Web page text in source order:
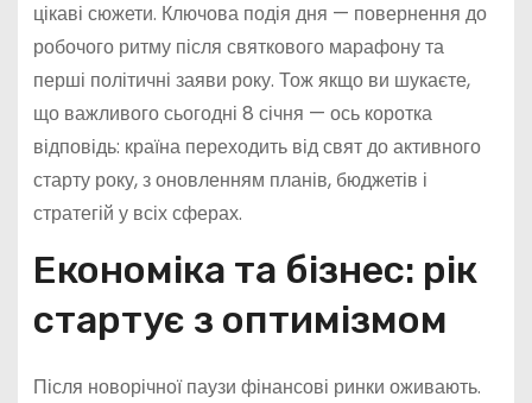
цікаві сюжети. Ключова подія дня — повернення до
робочого ритму після святкового марафону та
перші політичні заяви року. Тож якщо ви шукаєте,
що важливого сьогодні 8 січня — ось коротка
відповідь: країна переходить від свят до активного
старту року, з оновленням планів, бюджетів і
стратегій у всіх сферах.
Економіка та бізнес: рік
стартує з оптимізмом
Після новорічної паузи фінансові ринки оживають.